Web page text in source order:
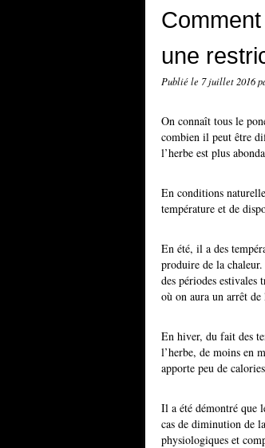
une
Publié le 7 juillet 2016
On connaît tous le
combien il peut être
l’herbe est plus
En conditions
température et de
En été, il a des
produire de la
des périodes estivales
où on aura un arrêt de
En hiver, du fait des
l’herbe, de moins en
apporte peu de
Il a été démontré que
cas de diminution de
physiologiques et